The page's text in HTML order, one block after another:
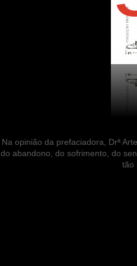
Na opinião da prefaciadora, Drª
do abandono, do sofrimento, do
tão